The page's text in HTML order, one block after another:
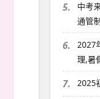
5.
中考
通管
6.
2027
理,暑
7. 2025